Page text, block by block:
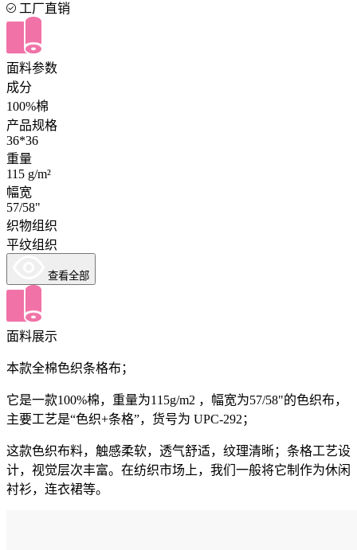
工厂直销
面料参数
成分
100%棉
产品规格
36*36
重量
115 g/m²
幅宽
57/58"
织物组织
平纹组织
查看全部
面料展示
本款全棉色织条格布；
它是一款100%棉，重量为115g/m2 ，幅宽为57/58"的色织布，
主要工艺是“色织+条格”，货号为 UPC-292；
这款色织布料，触感柔软，透气舒适，纹理清晰；条格工艺设
计，视觉层次丰富。在纺织市场上，我们一般将它制作为休闲
衬衫，连衣裙等。